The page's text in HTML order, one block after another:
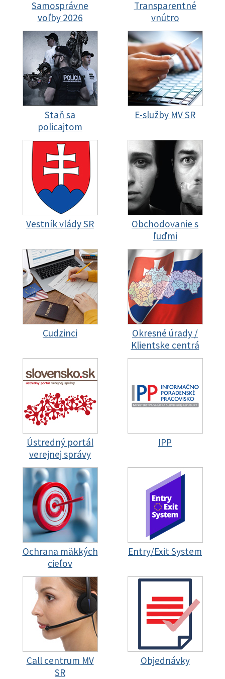
Samosprávne
voľby 2026
Transparentné
vnútro
Staň sa
policajtom
E-služby MV SR
Vestník vlády SR
Obchodovanie s
ľuďmi
Cudzinci
Okresné úrady /
Klientske centrá
Ústredný portál
verejnej správy
IPP
Ochrana mäkkých
cieľov
Entry/Exit System
Call centrum MV
SR
Objednávky